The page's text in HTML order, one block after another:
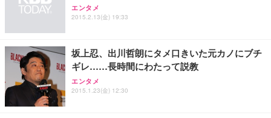
エンタメ
2015.2.13(金) 19:33
坂上忍、出川哲朗にタメ口きいた元カノにブチ
ギレ……長時間にわたって説教
エンタメ
2015.1.23(金) 12:30